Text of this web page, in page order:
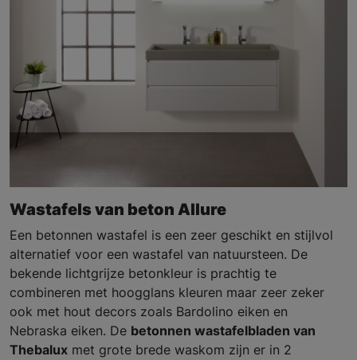
Wastafels van beton Allure
Een betonnen wastafel is een zeer geschikt en stijlvol
alternatief voor een wastafel van natuursteen. De
bekende lichtgrijze betonkleur is prachtig te
combineren met hoogglans kleuren maar zeer zeker
ook met hout decors zoals Bardolino eiken en
Nebraska eiken. De betonnen wastafelbladen van
Thebalux met grote brede waskom zijn er in 2